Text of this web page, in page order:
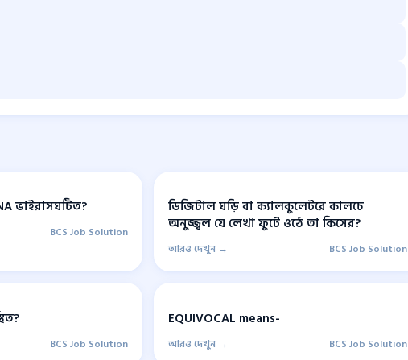
ভাইরাসঘটিত?
BCS Job Solution
ডিজিটাল ঘড়ি বা ক্যালকুলেটরে কালচে
অনুজ্জ্বল যে লেখা ফুটে ওঠে তা কিসের?
আরও দেখুন → BCS Job Solution
BCS Job Solution
EQUIVOCAL means-
আরও দেখুন → BCS Job Solution